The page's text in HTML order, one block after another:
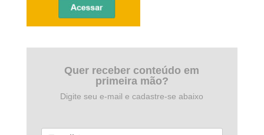
Quer receber conteúdo em
primeira mão?
Digite seu e-mail e cadastre-se abaixo